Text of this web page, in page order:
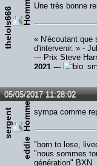
thelols666
Une très bonne
« N'écoutant que
d'intervenir. » -
--- Prix Steve
2021 ---
05/05/2017 11:28:02
s
e
r
g
e
n
t
e
d
d
i
e
sympa comme
"born to lose,
"nous sommes
génération" BXN